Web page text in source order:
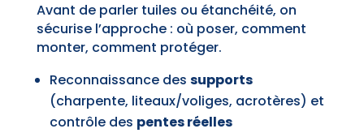
Avant de parler tuiles ou étanchéité, on
sécurise l’approche : où poser, comment
monter, comment protéger.
Reconnaissance des supports
(charpente, liteaux/voliges, acrotères) et
contrôle des pentes réelles